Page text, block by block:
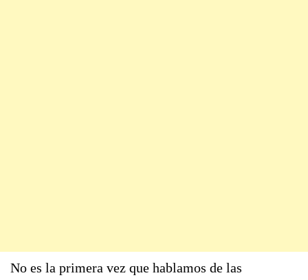
No es la primera vez que hablamos de las